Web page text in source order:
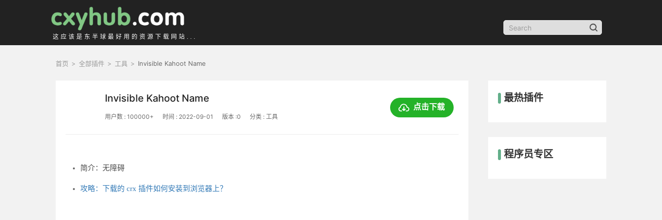
这应该是东半球最好用的资源下载网站...
首页 > 全部插件 > 工具 > Invisible Kahoot Name
Invisible Kahoot Name
用户数 : 100000+ 时间 : 2022-09-01 版本 :0 分类 : 工具
点击下载
简介：无障碍
攻略：下载的 crx 插件如何安装到浏览器上？
最热插件
程序员专区